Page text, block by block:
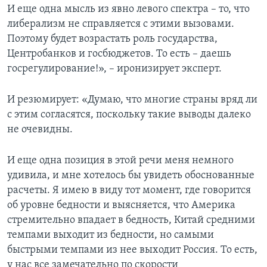
И еще одна мысль из явно левого спектра – то, что
либерализм не справляется с этими вызовами.
Поэтому будет возрастать роль государства,
Центробанков и госбюджетов. То есть – даешь
госрегулирование!», – иронизирует эксперт.
И резюмирует: «Думаю, что многие страны вряд ли
с этим согласятся, поскольку такие выводы далеко
не очевидны.
И еще одна позиция в этой речи меня немного
удивила, и мне хотелось бы увидеть обоснованные
расчеты. Я имею в виду тот момент, где говорится
об уровне бедности и выясняется, что Америка
стремительно впадает в бедность, Китай средними
темпами выходит из бедности, но самыми
быстрыми темпами из нее выходит Россия. То есть,